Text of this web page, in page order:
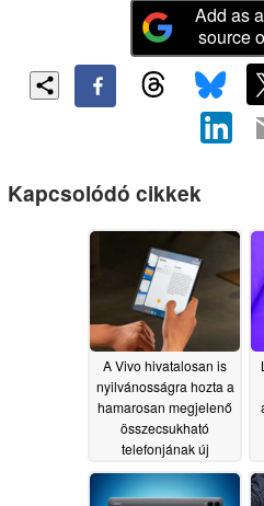
Add as
source
Kapcsolódó cikkek
A Vivo hivatalosan is
nyilvánosságra hozta a
hamarosan megjelenő
összecsukható
telefonjának új
részleteit06/13/2026